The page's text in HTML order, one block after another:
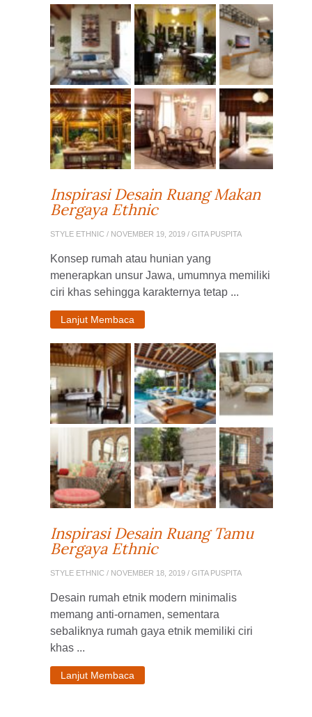
Inspirasi Desain Ruang Makan
Bergaya Ethnic
STYLE ETHNIC / NOVEMBER 19, 2019 / GITA PUSPITA
Konsep rumah atau hunian yang
menerapkan unsur Jawa, umumnya memiliki
ciri khas sehingga karakternya tetap ...
Lanjut Membaca
Inspirasi Desain Ruang Tamu
Bergaya Ethnic
STYLE ETHNIC / NOVEMBER 18, 2019 / GITA PUSPITA
Desain rumah etnik modern minimalis
memang anti-ornamen, sementara
sebaliknya rumah gaya etnik memiliki ciri
khas ...
Lanjut Membaca